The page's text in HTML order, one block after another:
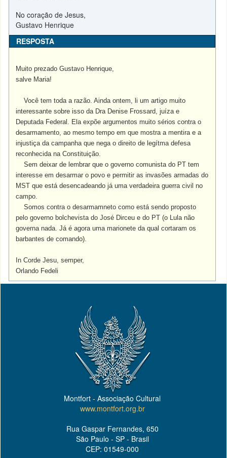
No coração de Jesus,
Gustavo Henrique
RESPOSTA
Muito prezado Gustavo Henrique,
salve Maria!
Você tem toda a razão. Ainda ontem, li um artigo muito
interessante sobre isso da Dra Denise Frossard, juíza e
Deputada Federal. Ela expõe argumentos muito sérios contra o
desarmamento, ao mesmo tempo em que mostra a mentira e a
injustiça da campanha que nega o direito de legítma defesa
reconhecida na Constituição.
Sem deixar de lembrar que o governo comunista do PT tem
interesse em desarmar o povo e permitir as invasões armadas do
MSTque está desencadeando já uma verdadeira guerra civil no
campo.
Somos contra o desarmamneto como está sendo proposto
pelo governo bolchevista do José Dirceu e do PT (o Lula não
governa nada. Já é agora uma marionete da qual cortaram os
barbantes de comando).
In Corde Jesu, semper,
Orlando Fedeli
Montfort - Associação Cultural
www.montfort.org.br
Rua Gaspar Fernandes, 650
São Paulo - SP - Brasil
CEP: 01549-000